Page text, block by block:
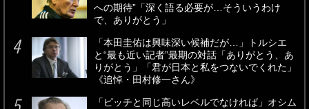
への期待”「深く語る必要が…そういうわけ
で、ありがとう」
「本田圭佑は興味深い候補だが…」トルシエ
と“最も近い記者”最期の対話「ありがとう、あ
りがとう」「君が日本と私をつないでくれた」
《追悼・田村修一さん》
「ピッチと同じ高いレベルでなければ」オシム